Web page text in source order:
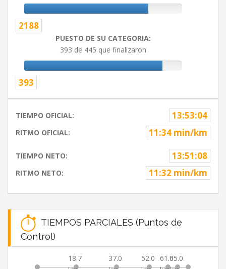
2188
PUESTO DE SU CATEGORIA:
393 de 445 que finalizaron
393
TIEMPO OFICIAL: 13:53:04
RITMO OFICIAL: 11:34 min/km
TIEMPO NETO: 13:51:08
RITMO NETO: 11:32 min/km
TIEMPOS PARCIALES (Puntos de
Control)
18.7
37.0
52.0
61.065.0